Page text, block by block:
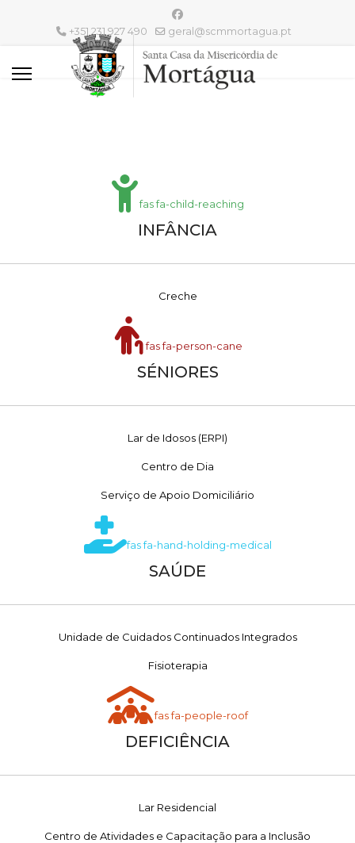
+351 231 927 490 geral@scmmortagua.pt
fas fa-child-reaching
INFÂNCIA
Creche
fas fa-person-cane
SÉNIORES
Lar de Idosos (ERPI)
Centro de Dia
Serviço de Apoio Domiciliário
fas fa-hand-holding-medical
SAÚDE
Unidade de Cuidados Continuados Integrados
Fisioterapia
fas fa-people-roof
DEFICIÊNCIA
Lar Residencial
Centro de Atividades e Capacitação para a Inclusão